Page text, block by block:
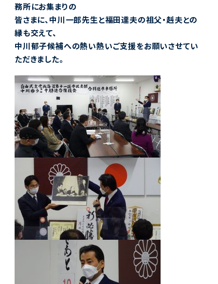
務所にお集まりの
皆さまに、中川一郎先生と福田達夫の祖父・赳夫との
縁も交えて、
中川郁子候補への熱い熱いご支援をお願いさせてい
ただきました。